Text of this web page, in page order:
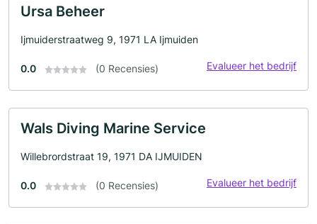
Ursa Beheer
Ijmuiderstraatweg 9, 1971 LA Ijmuiden
0.0 (0 Recensies) Evalueer het bedrijf
Wals Diving Marine Service
Willebrordstraat 19, 1971 DA IJMUIDEN
0.0 (0 Recensies) Evalueer het bedrijf